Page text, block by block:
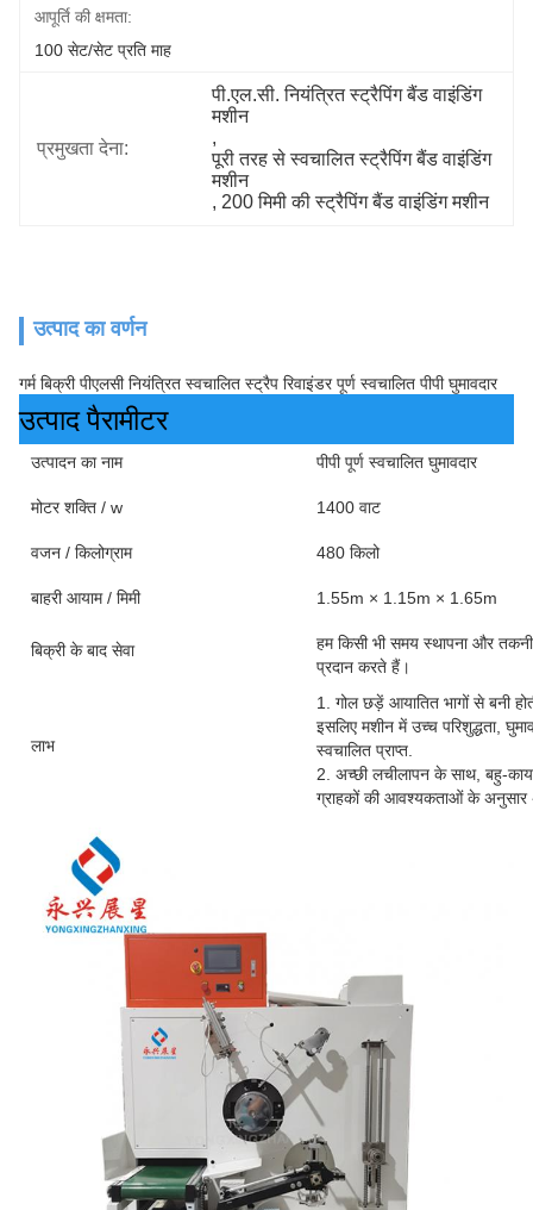
आपूर्ति की क्षमता:
100 सेट/सेट प्रति माह
प्रमुखता देना:
पी.एल.सी. नियंत्रित स्ट्रैपिंग बैंड वाइंडिंग
मशीन
,
पूरी तरह से स्वचालित स्ट्रैपिंग बैंड वाइंडिंग
मशीन
, 200 मिमी की स्ट्रैपिंग बैंड वाइंडिंग मशीन
उत्पाद का वर्णन
गर्म बिक्री पीएलसी नियंत्रित स्वचालित स्ट्रैप रिवाइंडर पूर्ण स्वचालित पीपी घुमावदार
उत्पाद पैरामीटर
उत्पादन का नाम पीपी पूर्ण स्वचालित घुमावदार
मोटर शक्ति / w 1400 वाट
वजन / किलोग्राम 480 किलो
बाहरी आयाम / मिमी 1.55m × 1.15m × 1.65m
बिक्री के बाद सेवा
हम किसी भी समय स्थापना और
प्रदान करते हैं।
लाभ
1. गोल छड़ें आयातित भागों से बनी
इसलिए मशीन में उच्च परिशुद्धता,
स्वचालित प्राप्त.
2. अच्छी लचीलापन के साथ, बहु-
ग्राहकों की आवश्यकताओं के